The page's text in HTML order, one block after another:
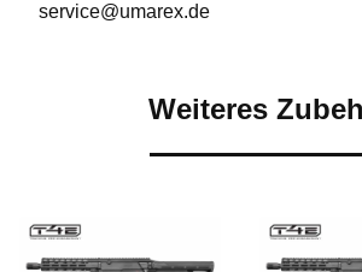
service@umarex.de
Weiteres